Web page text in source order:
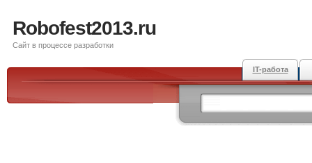
Robofest2013.ru
Сайт в процессе разработки
IT-работа